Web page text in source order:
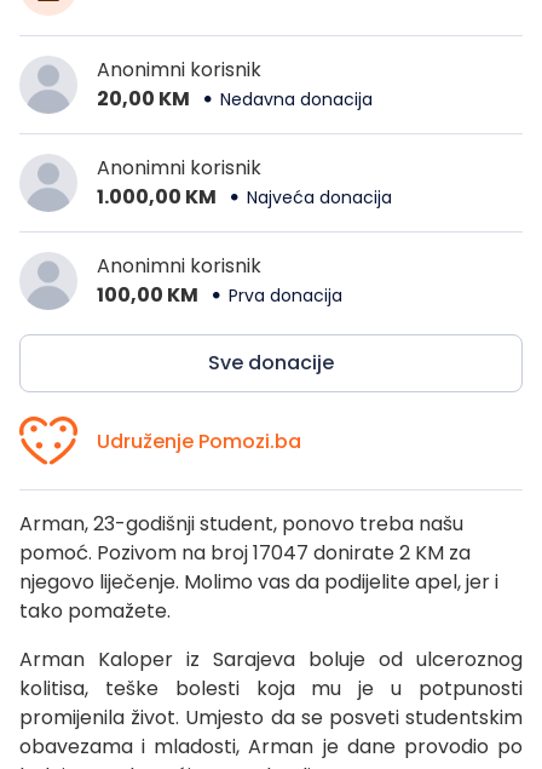
Anonimni korisnik
20,00 KM
Nedavna donacija
Anonimni korisnik
1.000,00 KM
Najveća donacija
Anonimni korisnik
100,00 KM
Prva donacija
Sve donacije
Udruženje Pomozi.ba
Arman, 23-godišnji student, ponovo treba našu
pomoć. Pozivom na broj 17047 donirate 2 KM za
njegovo liječenje. Molimo vas da podijelite apel, jer i
tako pomažete.
Arman Kaloper iz Sarajeva boluje od ulceroznog
kolitisa, teške bolesti koja mu je u potpunosti
promijenila život. Umjesto da se posveti studentskim
obavezama i mladosti, Arman je dane provodio po